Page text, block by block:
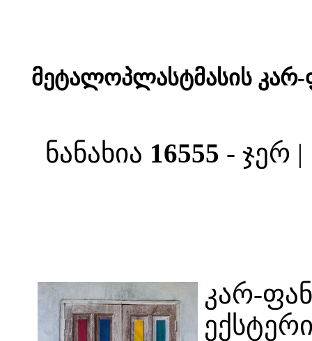
მეტალოპლასტმასის კარ-
ნანახია 16555 - ჯერ
კარ-